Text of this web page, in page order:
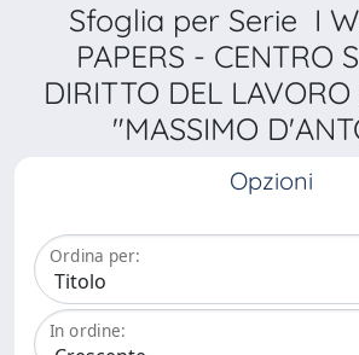
Sfoglia per Serie I
PAPERS - CENTRO
DIRITTO DEL LAVORO
"MASSIMO
Opzioni
Ordina per:
In ordine: